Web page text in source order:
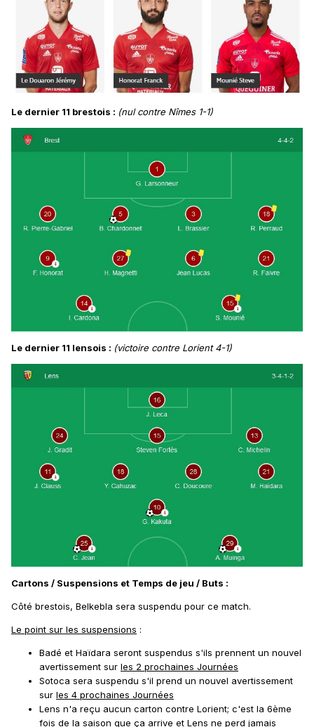
Le dernier 11 brestois : (nul contre Nîmes 1-1)
Le dernier 11 lensois : (victoire contre Lorient 4-1)
Cartons / Suspensions et Temps de jeu / Buts :
Côté brestois, Belkebla sera suspendu pour ce match.
Le point sur les suspensions :
Badé et Haïdara seront suspendus s'ils prennent un nouvel
avertissement sur les 2 prochaines Journées
Sotoca sera suspendu s'il prend un nouvel avertissement
sur les 4 prochaines Journées
Lens n'a reçu aucun carton contre Lorient; c'est la 6ème
fois de la saison que ça arrive et Lens ne perd jamais